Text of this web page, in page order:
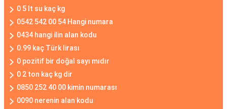
0 5 lt su kaç kg
0542 542 00 54 Hangi numara
0434 hangi ilin alan kodu
0.99 kaç Türk lirası
0 pozitif bir doğal sayı mıdır
0 2 ton kaç kg dir
0850 252 40 00 kimin numarası
0090 nerenin alan kodu